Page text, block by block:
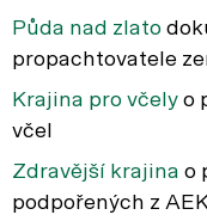
Půda nad zlato
propachtovatele
Krajina pro včely o
včel
Zdravější krajina o
podpořených z